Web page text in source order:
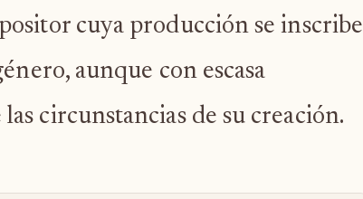
cuya producción se inscribe
aunque con escasa
circunstancias de su creación.